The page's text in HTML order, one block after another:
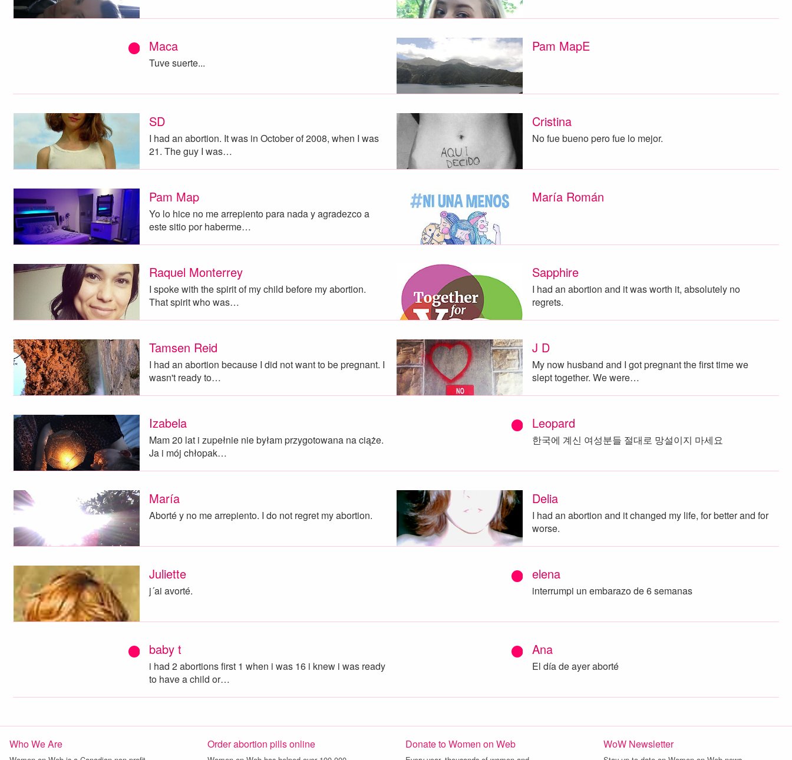
Maca
Tuve suerte...
Pam MapE
SD
I had an abortion. It was in October of 2008, when I was
21. The guy I was…
Cristina
No fue bueno pero fue lo mejor.
Pam Map
Yo lo hice no me arrepiento para nada y agradezco a
este sitio por haberme…
María Román
Raquel Monterrey
I spoke with the spirit of my child before my abortion.
That spirit who was…
Sapphire
I had an abortion and it was worth it, absolutely no
regrets.
Tamsen Reid
I had an abortion because I did not want to be pregnant. I
wasn't ready to…
J D
My now husband and I got pregnant the first time we
slept together. We were…
Izabela
Mam 20 lat i zupełnie nie byłam przygotowana na ciąże.
Ja i mój chłopak…
Leopard
한국에 계신 여성분들 절대로 망설이지 마세요
María
Aborté y no me arrepiento. I do not regret my abortion.
Delia
I had an abortion and it changed my life, for better and for
worse.
Juliette
j´ai avorté.
elena
interrumpi un embarazo de 6 semanas
baby t
i had 2 abortions first 1 when i was 16 i knew i was ready
to have a child or…
Ana
El día de ayer aborté
Who We Are Order abortion pills online Donate to Women on Web WoW Newsletter